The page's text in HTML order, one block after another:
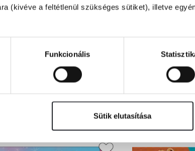
(kivéve a feltétlenül szükséges sütiket), illetve
Funkcionális
Sütik elutasítása